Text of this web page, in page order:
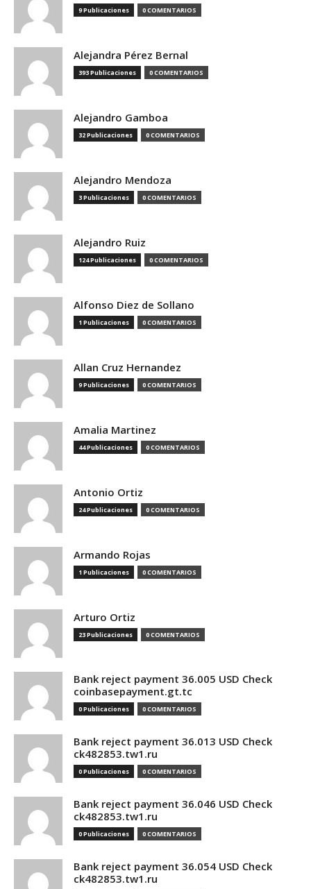
9 Publicaciones 0 COMENTARIOS
Alejandra Pérez Bernal
393 Publicaciones 0 COMENTARIOS
Alejandro Gamboa
32 Publicaciones 0 COMENTARIOS
Alejandro Mendoza
3 Publicaciones 0 COMENTARIOS
Alejandro Ruiz
124 Publicaciones 0 COMENTARIOS
Alfonso Diez de Sollano
1 Publicaciones 0 COMENTARIOS
Allan Cruz Hernandez
9 Publicaciones 0 COMENTARIOS
Amalia Martinez
44 Publicaciones 0 COMENTARIOS
Antonio Ortiz
24 Publicaciones 0 COMENTARIOS
Armando Rojas
1 Publicaciones 0 COMENTARIOS
Arturo Ortiz
23 Publicaciones 0 COMENTARIOS
Bank reject payment 36.005 USD Check
coinbasepayment.gt.tc
0 Publicaciones 0 COMENTARIOS
Bank reject payment 36.013 USD Check
ck482853.tw1.ru
0 Publicaciones 0 COMENTARIOS
Bank reject payment 36.046 USD Check
ck482853.tw1.ru
0 Publicaciones 0 COMENTARIOS
Bank reject payment 36.054 USD Check
ck482853.tw1.ru